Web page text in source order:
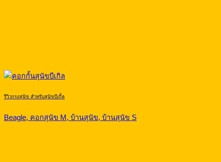
รีวิวกรงสุนัข สำหรับสุนัขบีเกิ้ล
Beagle, คอกสุนัข M, บ้านสุนัข, บ้านสุนัข S